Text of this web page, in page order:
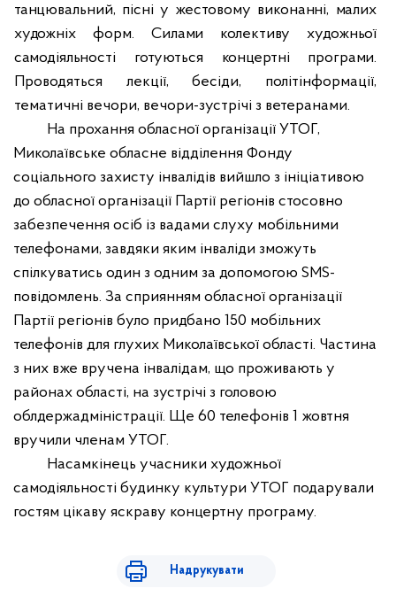
танцювальний, пісні у жестовому виконанні, малих
художніх форм.Силами колективу художньої
самодіяльності готуються концертні програми.
Проводяться лекції, бесіди, політінформації,
тематичні вечори, вечори-зустрічі з ветеранами.
На прохання обласної організації УТОГ,
Миколаївське обласне відділення Фонду
соціального захисту інвалідів вийшло з ініціативою
до обласної організації Партії регіонів стосовно
забезпечення осіб із вадами слуху мобільними
телефонами, завдяки яким інваліди зможуть
спілкуватись один з одним за допомогою SMS-
повідомлень. За сприянням обласної організації
Партії регіонів було придбано 150 мобільних
телефонів для глухих Миколаївської області. Частина
з них вже вручена інвалідам, що проживають у
районах області, на зустрічі з головою
облдержадміністрації. Ще 60 телефонів 1 жовтня
вручили членам УТОГ.
Насамкінець учасники художньої
самодіяльності будинку культури УТОГ подарували
гостям цікаву яскраву концертну програму.
Надрукувати